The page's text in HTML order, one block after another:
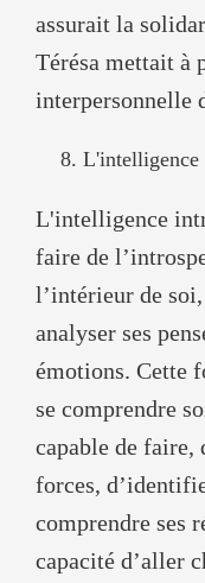
assurait la
Térésa mettait à
interpersonnelle
L'intelligence
L'intelligence
faire de
l’intérieur de
analyser ses
émotions. Cette
se comprendre
capable de faire,
forces,
comprendre ses
capacité d’aller